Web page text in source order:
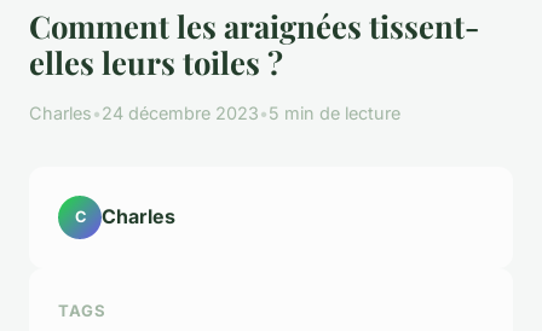
Comment les araignées tissent-
elles leurs toiles ?
Charles•24 décembre 2023•5 min de lecture
C Charles
TAGS